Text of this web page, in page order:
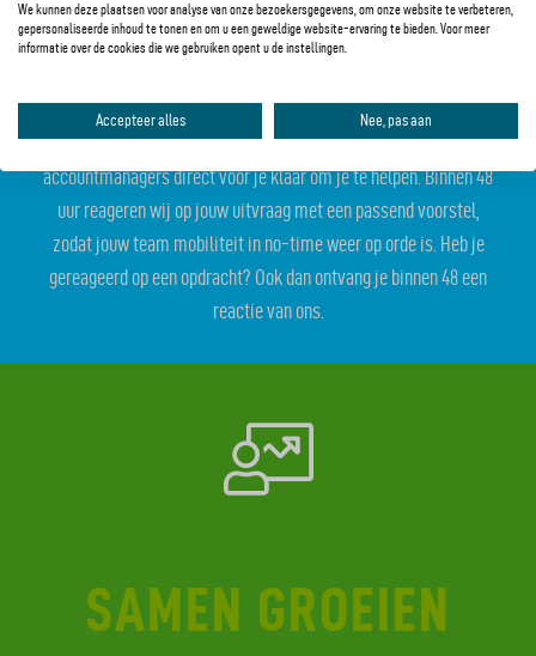
Bij Mobypeople zijn we betrokken en staan onze
accountmanagers direct voor je klaar om je te helpen. Binnen 48
uur reageren wij op jouw uitvraag met een passend voorstel,
zodat jouw team mobiliteit in no-time weer op orde is. Heb je
gereageerd op een opdracht? Ook dan ontvang je binnen 48 een
reactie van ons.
SAMEN GROEIEN
We kunnen deze plaatsen voor analyse van onze bezoekersgegevens, om onze website te verbeteren,
gepersonaliseerde inhoud te tonen en om u een geweldige website-ervaring te bieden. Voor meer
informatie over de cookies die we gebruiken opent u de instellingen.
Accepteer alles Nee, pas aan